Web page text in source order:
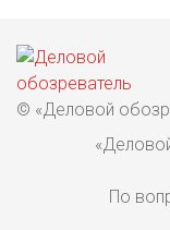
© «Деловой
По